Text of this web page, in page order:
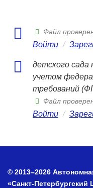
Файл
Войти /
детского сада
учетом
требований
Файл
Войти /
© 2013–2026
«Санкт-Петербургский